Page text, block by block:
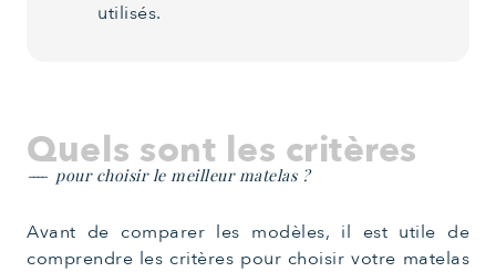
utilisés.
Quels sont les critères
pour choisir le meilleur matelas ?
Avant de comparer les modèles, il est utile de
comprendre les critères pour choisir votre matelas